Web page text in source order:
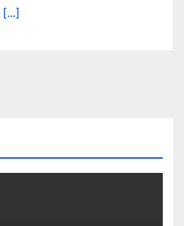
[...]